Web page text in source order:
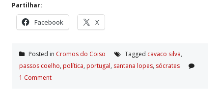
Partilhar:
Facebook X
Posted in Cromos do Coiso Tagged cavaco silva,
passos coelho, polí­tica, portugal, santana lopes, sócrates
1 Comment